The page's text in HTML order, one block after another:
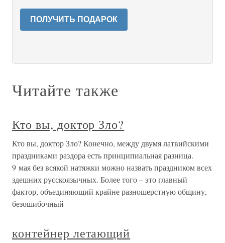
ПОЛУЧИТЬ ПОДАРОК
Читайте также
Кто вы, доктор Зло?
Кто вы, доктор Зло? Конечно, между двумя латвийскими
праздниками раздора есть принципиальная разница.
9 мая без всякой натяжки можно назвать праздником всех
здешних русскоязычных. Более того – это главный
фактор, объединяющий крайне разношерстную общину,
безошибочный
контейнер летающий